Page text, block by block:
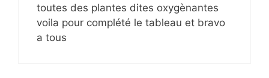
toutes des plantes dites oxygènantes
voila pour complété le tableau et bravo
a tous